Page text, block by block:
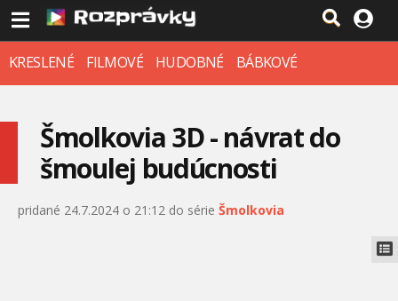
KRESLENÉ FILMOVÉ HUDOBNÉ BÁBKOVÉ
Šmolkovia 3D - návrat do
šmoulej budúcnosti
pridané 24.7.2024 o 21:12 do série Šmolkovia